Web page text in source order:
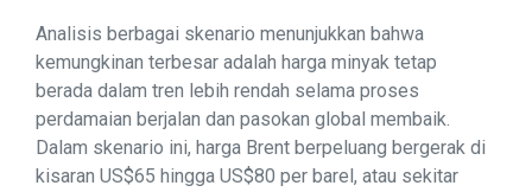
Analisis berbagai skenario menunjukkan bahwa
kemungkinan terbesar adalah harga minyak tetap
berada dalam tren lebih rendah selama proses
perdamaian berjalan dan pasokan global membaik.
Dalam skenario ini, harga Brent berpeluang bergerak di
kisaran US$65 hingga US$80 per barel, atau sekitar